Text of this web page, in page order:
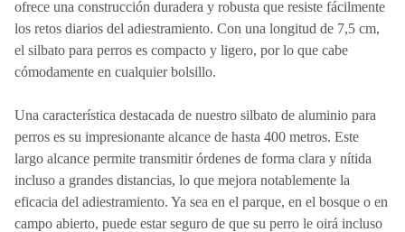
ofrece una construcción duradera y robusta que resiste fácilmente
los retos diarios del adiestramiento. Con una longitud de 7,5 cm,
el silbato para perros es compacto y ligero, por lo que cabe
cómodamente en cualquier bolsillo.
Una característica destacada de nuestro silbato de aluminio para
perros es su impresionante alcance de hasta 400 metros. Este
largo alcance permite transmitir órdenes de forma clara y nítida
incluso a grandes distancias, lo que mejora notablemente la
eficacia del adiestramiento. Ya sea en el parque, en el bosque o en
campo abierto, puede estar seguro de que su perro le oirá incluso